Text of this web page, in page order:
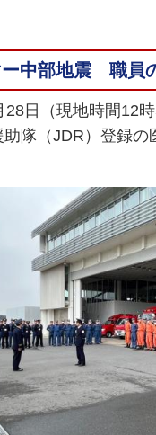
ー中部地震 職員
28日（現地時間12
助隊（JDR）登録